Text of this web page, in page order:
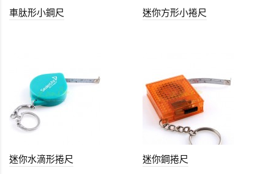
車肽形小鋼尺 迷你方形小捲尺
迷你水滴形捲尺 迷你鋼捲尺